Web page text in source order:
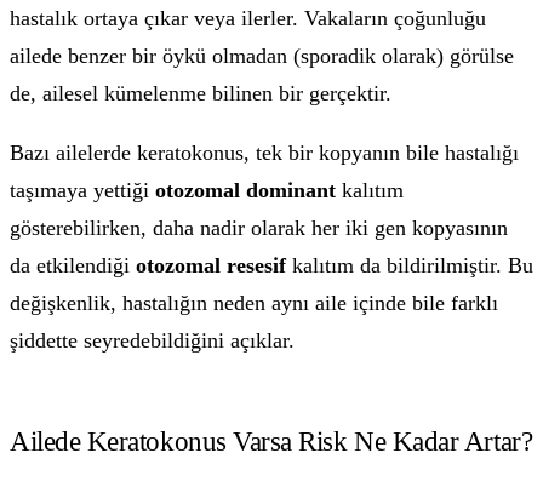
hastalık ortaya çıkar veya ilerler. Vakaların çoğunluğu
ailede benzer bir öykü olmadan (sporadik olarak) görülse
de, ailesel kümelenme bilinen bir gerçektir.
Bazı ailelerde keratokonus, tek bir kopyanın bile hastalığı
taşımaya yettiği otozomal dominant kalıtım
gösterebilirken, daha nadir olarak her iki gen kopyasının
da etkilendiği otozomal resesifkalıtım da bildirilmiştir. Bu
değişkenlik, hastalığın neden aynı aile içinde bile farklı
şiddette seyredebildiğini açıklar.
Ailede Keratokonus Varsa Risk Ne Kadar Artar?